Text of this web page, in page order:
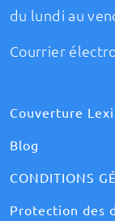
du lundi au
Courrier
Couverture
Blog
CONDITIONS
Protection des